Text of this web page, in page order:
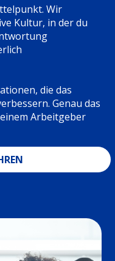
Wir
Kultur, in der du
die das
Genau das
Arbeitgeber